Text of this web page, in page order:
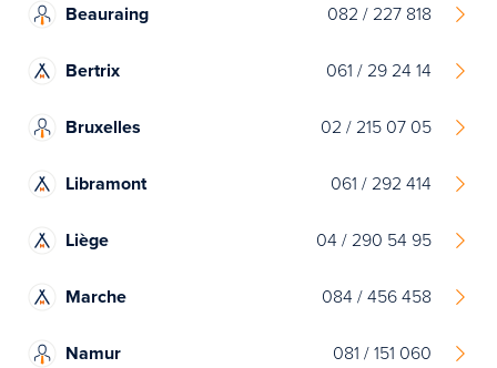
Beauraing 082 / 227 818
Bertrix 061 / 29 24 14
Bruxelles 02 / 215 07 05
Libramont 061 / 292 414
Liège 04 / 290 54 95
Marche 084 / 456 458
Namur 081 / 151 060